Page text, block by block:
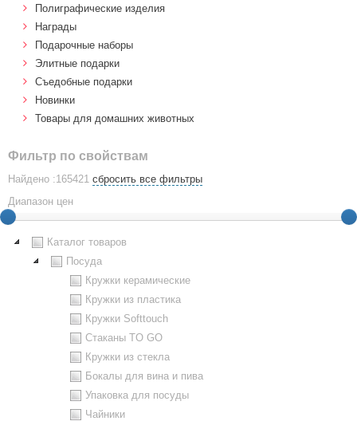
Полиграфические изделия
Награды
Подарочные наборы
Элитные подарки
Cъедобные подарки
Новинки
Товары для домашних животных
Фильтр по свойствам
Найдено :165421 сбросить все фильтры
Диапазон цен
Каталог товаров
Посуда
Кружки керамические
Кружки из пластика
Кружки Softtouch
Стаканы TO GO
Кружки из стекла
Бокалы для вина и пива
Упаковка для посуды
Чайники